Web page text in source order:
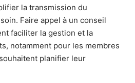
la transmission du
Faire appel à un conseil
faciliter la gestion et la
notamment pour les membres
planifier leur